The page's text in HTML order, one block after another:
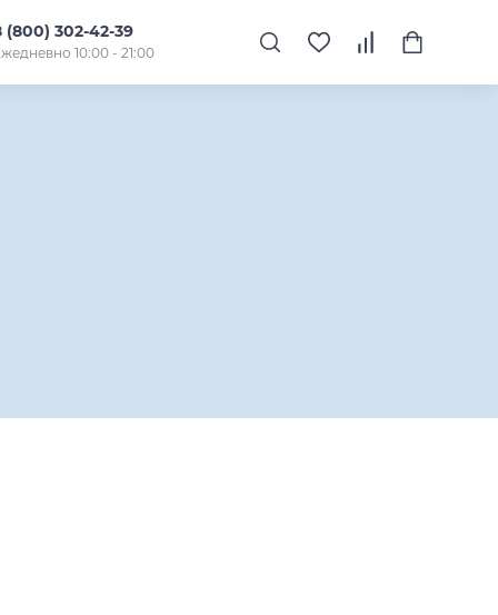
(800) 302-42-39
10:00 - 21:00